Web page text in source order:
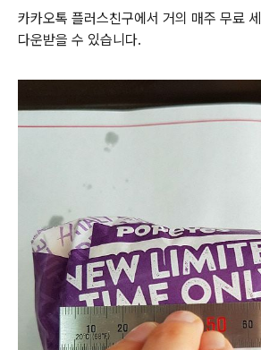
카카오톡 플러스친구에서 거의 매주 무료
다운받을 수 있습니다.